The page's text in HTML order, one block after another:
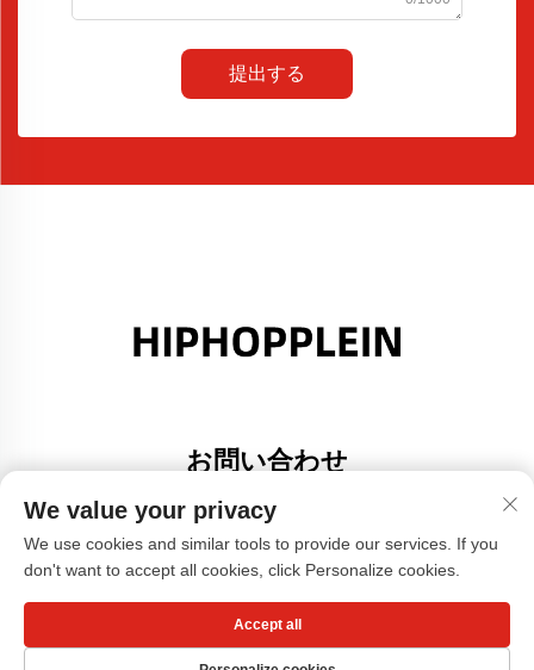
提出する
お問い合わせ
Add: 広東省佛山市大里町金沙港創意園A棟308号室
電話番号：+86-17304049586
メールアドレス： [email protected]
Copyright © 広州小紅書服装有限公司 -
We value your privacy
We use cookies and similar tools to provide our services. If you
don't want to accept all cookies, click Personalize cookies.
Accept all